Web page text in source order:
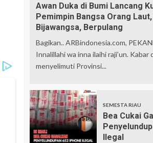
Awan Duka di Bumi Lancang
Pemimpin Bangsa Orang
Bijawangsa, Berpulang
Bagikan.. ARBindonesia.com,
Innalillahi wa inna ilaihi raji’un. Kabar
menyelimuti Provinsi...
SEMESTA RIAU
Bea Cukai
Ilegal